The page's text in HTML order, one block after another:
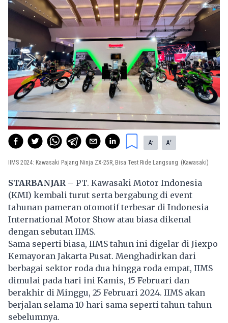
A- A+
IIMS 2024: Kawasaki Pajang Ninja ZX-25R, Bisa Test Ride Langsung (Kawasaki)
STARBANJAR – PT. Kawasaki Motor Indonesia
(KMI) kembali turut serta bergabung di event
tahunan pameran otomotif terbesar di Indonesia
International Motor Show atau biasa dikenal
dengan sebutan IIMS.
Sama seperti biasa, IIMS tahun ini digelar di Jiexpo
Kemayoran Jakarta Pusat. Menghadirkan dari
berbagai sektor roda dua hingga roda empat, IIMS
dimulai pada hari ini Kamis, 15 Februari dan
berakhir di Minggu, 25 Februari 2024. IIMS akan
berjalan selama 10 hari sama seperti tahun-tahun
sebelumnya.